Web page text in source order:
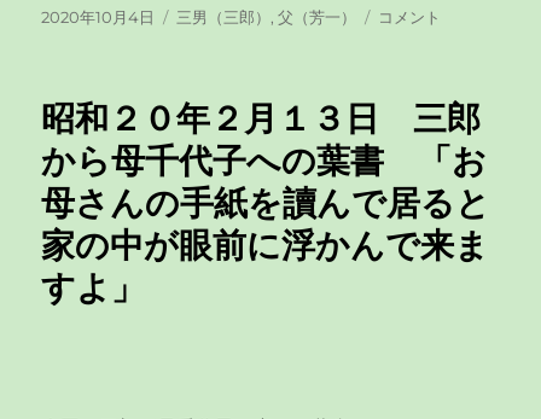
投
2020年10月4日
カ
ー
三男（三郎） ,父（芳一）
昭
２
月
１
２
日
コメント
昭和２０年２月１３日 三郎
から母千代子への葉書 「お
母さんの手紙を讀んで居ると
家の中が眼前に浮かんで来ま
すよ」